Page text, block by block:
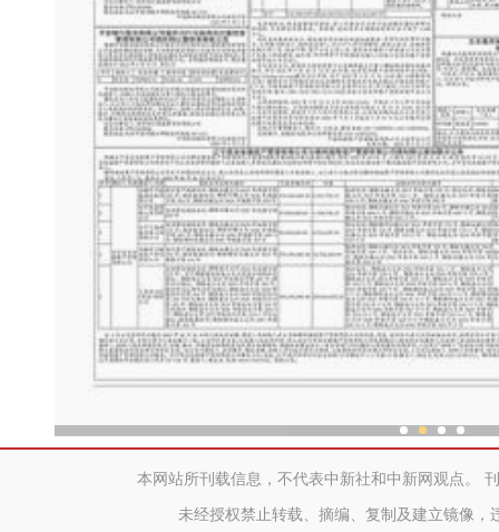
本网站所刊载信息，不代表中新社和中新网观点。
未经授权禁止转载、摘编、复制及建立镜像，